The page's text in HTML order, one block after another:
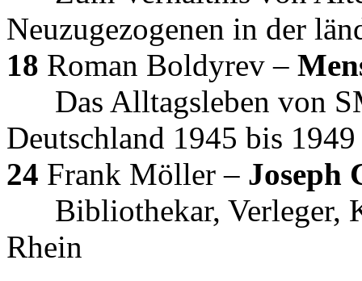
Neuzugezogenen in der
18 Roman Boldyrev –
Das Alltagsleben von
Deutschland 1945 bis 1949
24 Frank Möller – Joseph
Bibliothekar, Verleger,
Rhein